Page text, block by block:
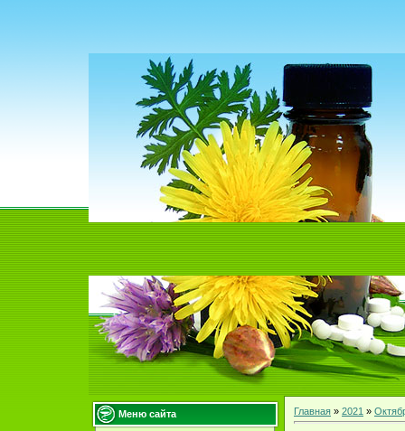
Меню сайта Главная » 2021 »